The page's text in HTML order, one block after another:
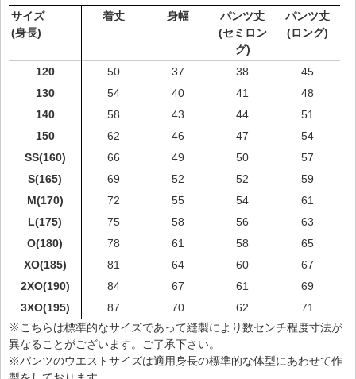
サイズ
(身長)
着丈 身幅
パンツ丈
(セミロン
グ)
パンツ丈
(ロング)
120 50 37 38
45
130
54 40 41
48
140
58 43 44
51
150
62 46 47
54
SS(160)
66 49 50
57
S(165)
69 52 52
59
M(170)
72 55 54
61
L(175)
75 58 56
63
O(180)
78 61 58
65
XO(185)
81 64 60
67
2XO(190)
84 67 61
69
3XO(195)
87 70 62
71
※こちらは標準的なサイズであって縫製により数センチ程度寸法が
異なることがございます。ご了承下さい。
※パンツのウエストサイズは適用身長の標準的な体型にあわせて作